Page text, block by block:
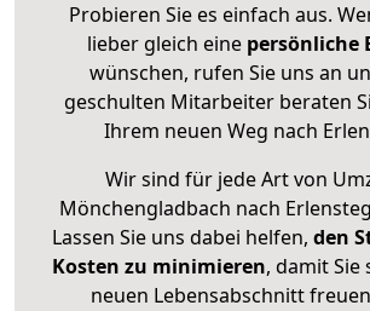
Probieren Sie es einfach aus.
lieber gleich eine persönliche
wünschen, rufen Sie uns an
geschulten Mitarbeiter beraten
Ihrem neuen Weg nach
Wir sind für jede Art von
Mönchengladbach nach
Lassen Sie uns dabei helfen, den
Kosten zu minimieren, damit Sie
neuen Lebensabschnitt